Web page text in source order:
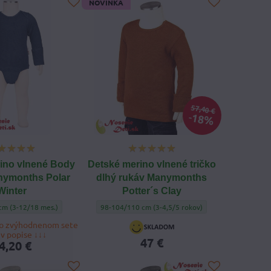
Polar Winter - Veľkosť oblečenia:
vlnené Body
Polar
vlnené Body Tričko Manymonths Polar Winter - Veľkosť oblečenia:
(3-12/18 mes.)
zvýhodnenom sete
popise ↓↓↓
€
57,40 €
18%
NOVINKA
Detské merino vlnené tričko
dlhý rukáv Manymonths
Potter´s Clay
Detské merino vlnené tričko dlhý rukáv
98-104/110 cm (3-4,5/5 rokov)
47 €